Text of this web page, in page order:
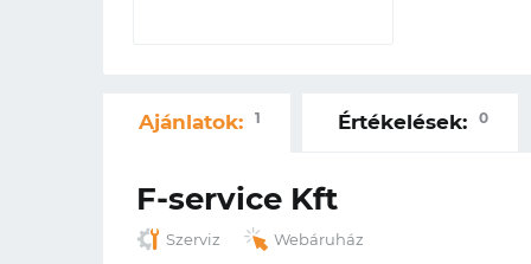
Ajánlatok: 1 Értékelések: 0
F-service Kft
Szerviz Webáruház